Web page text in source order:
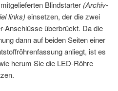
Blindstarter (Archiv-
links) einsetzen, der die zwei
Anschlüsse überbrückt. Da die
dann auf beiden Seiten einer
anliegt, ist es
herum Sie die LED-Röhre